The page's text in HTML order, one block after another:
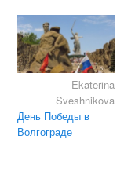
Ekaterina
Sveshnikova
День Победы в
Волгограде